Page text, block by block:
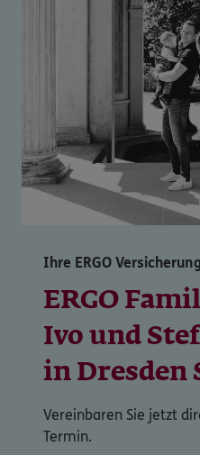
Ihre ERGO
ERGO
Ivo und
in Dresden
Vereinbaren Sie jetzt
Termin.